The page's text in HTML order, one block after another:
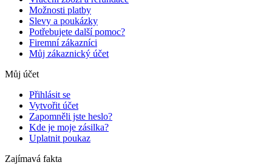
Možnosti platby
Slevy a poukázky
Potřebujete další pomoc?
Firemní zákazníci
Můj zákaznický účet
Můj účet
Přihlásit se
Vytvořit účet
Zapomněli jste heslo?
Kde je moje zásilka?
Uplatnit poukaz
Zajímavá fakta